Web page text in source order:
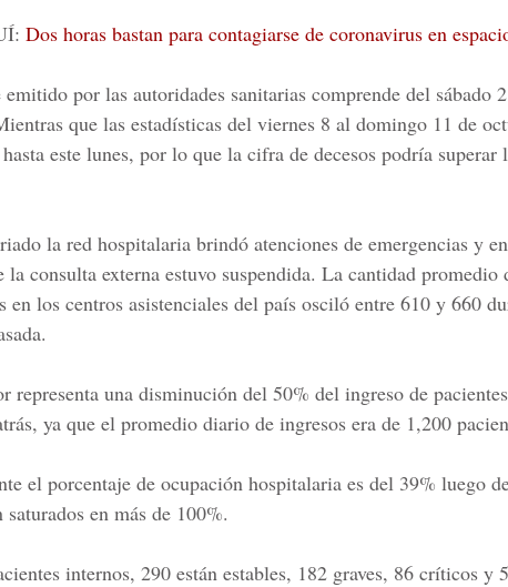
Dos horas bastan para contagiarse de coronavirus en
por las autoridades sanitarias comprende del sábado
que las estadísticas del viernes 8 al domingo 11 de
este lunes, por lo que la cifra de decesos podría superar
la red hospitalaria brindó atenciones de emergencias y
la consulta externa estuvo suspendida. La cantidad promedio
en los centros asistenciales del país osciló entre 610 y 660
representa una disminución del 50% del ingreso de
ya que el promedio diario de ingresos era de 1,200
el porcentaje de ocupación hospitalaria es del 39% luego
saturados en más de 100%.
internos, 290 están estables, 182 graves, 86 críticos y